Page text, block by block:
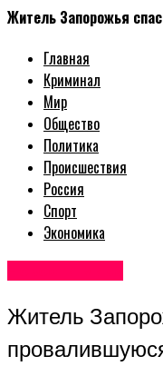
Житель Запорожья
Главная
Криминал
Мир
Общество
Политика
Происшествия
Россия
Спорт
Экономика
Житель